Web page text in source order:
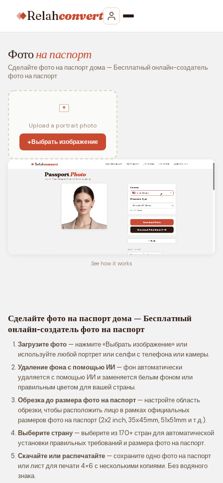
Relahconvert
Фото на паспорт
Сделайте фото на паспорт дома — Бесплатный онлайн-создатель
фото на паспорт
Upload a portrait photo
+Выбрать изображение
See how it works
Сделайте фото на паспорт дома — Бесплатный
онлайн-создатель фото на паспорт
Загрузите фото — нажмите «Выбрать изображение» или
используйте любой портрет или селфи с телефона или камеры.
Удаление фона с помощью ИИ — фон автоматически
удаляется с помощью ИИ и заменяется белым фоном или
правильным цветом для вашей страны.
Обрезка до размера фото на паспорт — настройте область
обрезки, чтобы расположить лицо в рамках официальных
размеров фото на паспорт (2x2 inch, 35x45mm, 51x51mm и т.д.).
Выберите страну — выберите из 170+ стран для автоматической
установки правильных требований и размера фото на паспорт.
Скачайте или распечатайте — сохраните одно фото на паспорт
или лист для печати 4×6 с несколькими копиями. Без водяного
знака.